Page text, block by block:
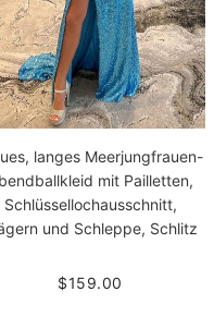
langes Meerjungfrauen-
mit Pailletten,
Schlüssellochausschnitt,
und Schleppe, Schlitz
$159.00